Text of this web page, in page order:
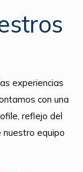
experiencias
con una
reflejo del
nuestro equipo